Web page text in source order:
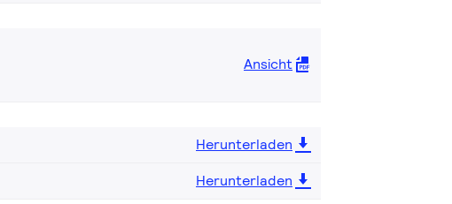
Ansicht
Herunterladen
Herunterladen